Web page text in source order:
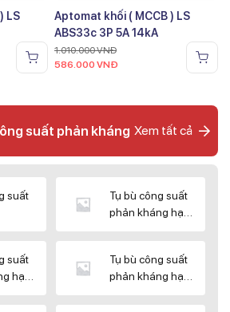
LS
Aptomat khối ( MCCB ) LS
ABS33c 3P 5A 14kA
1.010.000VNĐ
586.000 VNĐ
suất phản kháng Xem tất cả
suất
Tụ bù công suất
phản kháng hạ
suất
hạ
Tụ bù công suất
phản kháng hạ